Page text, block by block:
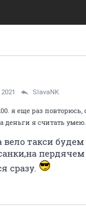
SlavaNK
я еще раз повторюсь,
деньги я считать умею.
такси будем
пердячем
сразу.